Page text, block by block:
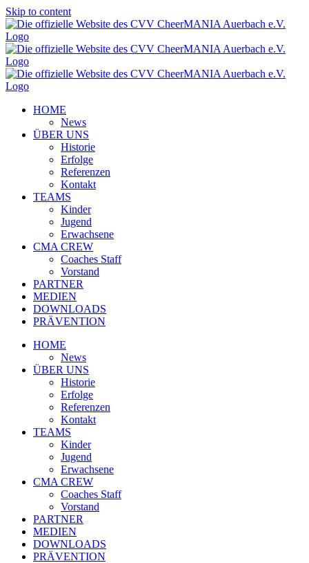
Skip to content
HOME
News
ÜBER UNS
Historie
Erfolge
Referenzen
Kontakt
TEAMS
Kinder
Jugend
Erwachsene
CMA CREW
Coaches Staff
Vorstand
PARTNER
MEDIEN
DOWNLOADS
PRÄVENTION
HOME
News
ÜBER UNS
Historie
Erfolge
Referenzen
Kontakt
TEAMS
Kinder
Jugend
Erwachsene
CMA CREW
Coaches Staff
Vorstand
PARTNER
MEDIEN
DOWNLOADS
PRÄVENTION